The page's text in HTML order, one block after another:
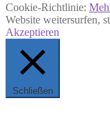
Cookie-Richtlinie:
Website weitersurfen,
Akzeptieren
Schließen